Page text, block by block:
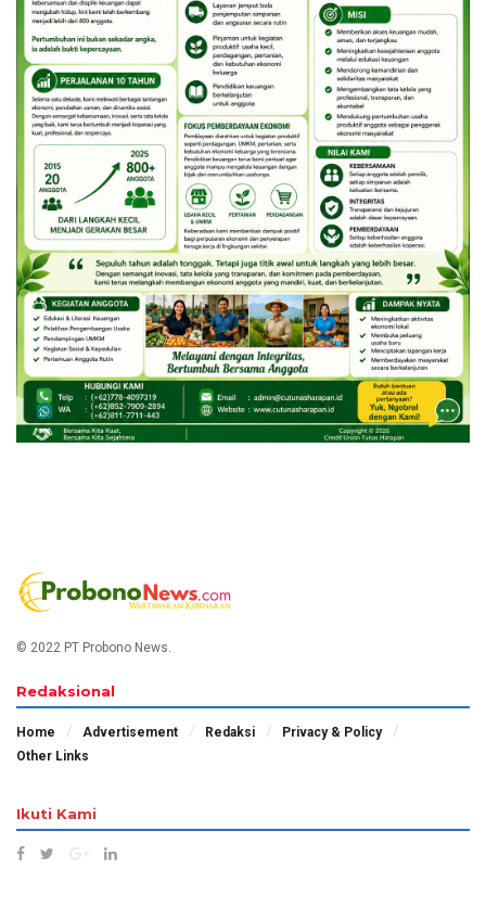
© 2022 PT Probono News.
Redaksional
Home Advertisement Redaksi
Privacy & Policy
Other Links
Ikuti Kami